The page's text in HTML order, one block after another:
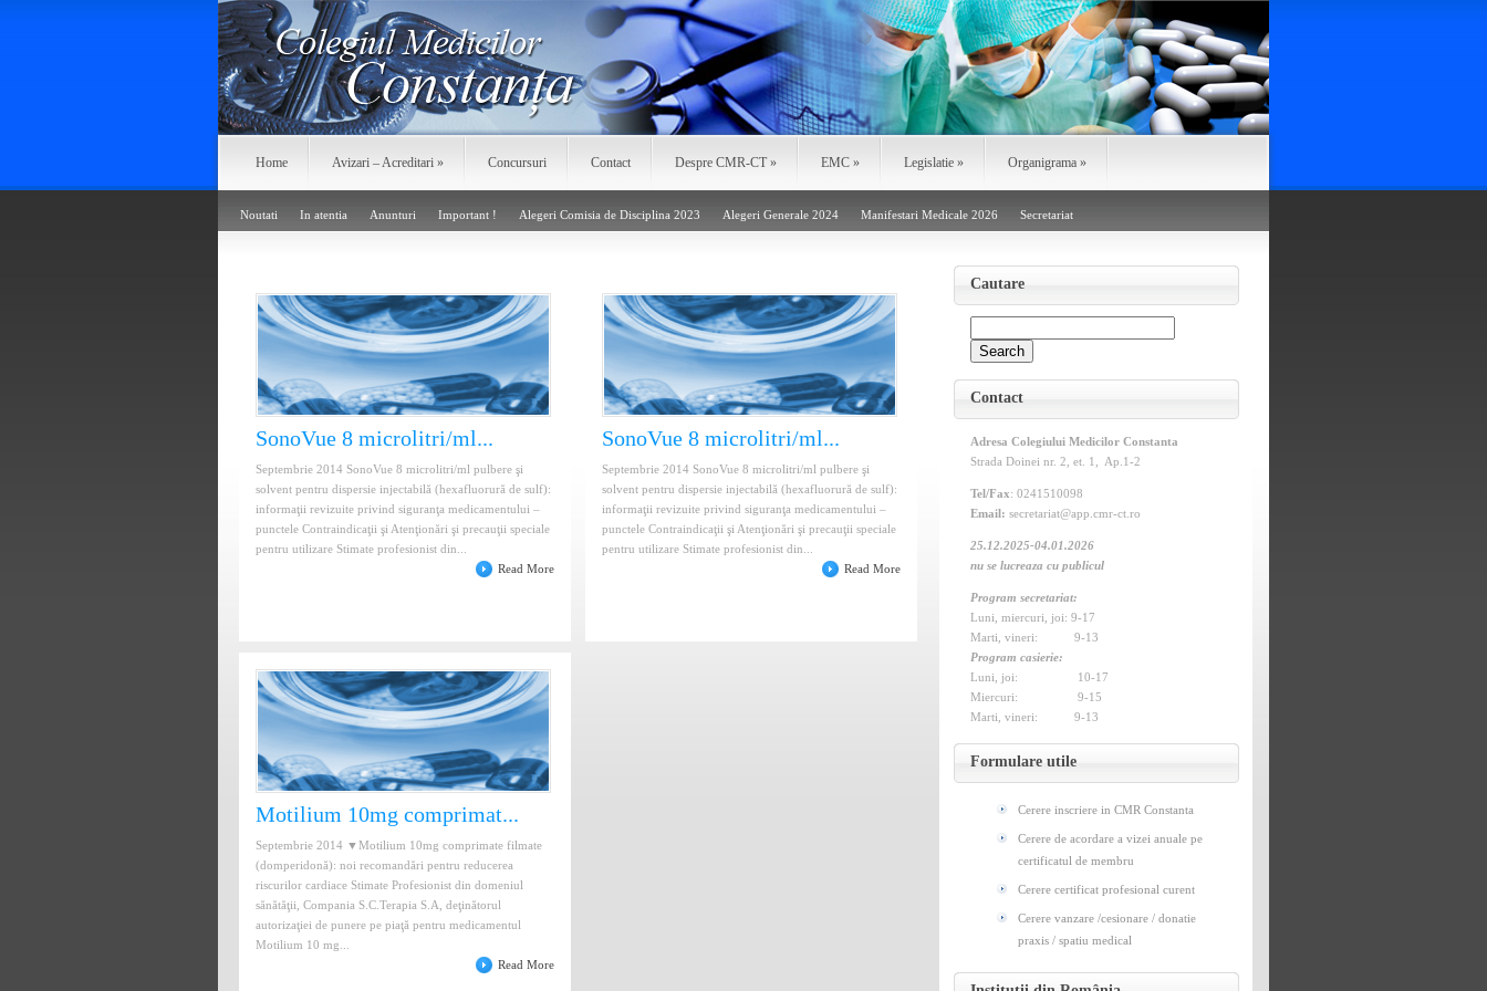
Home Avizari – Acreditari » Concursuri Contact Despre CMR-CT» EMC » Legislatie » Organigrama »
Noutati In atentia Anunturi Important ! Alegeri Comisia de Disciplina 2023 Alegeri Generale 2024 Manifestari Medicale 2026 Secretariat
SonoVue 8 microlitri/ml...
Septembrie 2014 SonoVue 8 microlitri/ml pulbere şi
solvent pentru dispersie injectabilă (hexafluorură de sulf):
informaţii revizuite privind siguranţa medicamentului –
punctele Contraindicaţii şi Atenţionări şi precauţii speciale
pentru utilizare Stimate profesionist din...
Read More
SonoVue 8 microlitri/ml...
Septembrie 2014 SonoVue 8 microlitri/ml pulbere şi
solvent pentru dispersie injectabilă (hexafluorură de sulf):
informaţii revizuite privind siguranţa medicamentului –
punctele Contraindicaţii şi Atenţionări şi precauţii speciale
pentru utilizare Stimate profesionist din...
Read More
Motilium 10mg comprimat...
Septembrie 2014 ▼Motilium 10mg comprimate filmate
(domperidonă): noi recomandări pentru reducerea
riscurilor cardiace Stimate Profesionist din domeniul
sănătăţii, Compania S.C.Terapia S.A, deţinătorul
autorizaţiei de punere pe piaţă pentru medicamentul
Motilium 10 mg...
Read More
Cautare
Contact
Adresa Colegiului Medicilor Constanta
Strada Doinei nr. 2, et. 1, Ap.1-2
Tel/Fax: 0241510098
Email: secretariat@app.cmr-ct.ro
25.12.2025-04.01.2026
nu se lucreaza cu publicul
Program secretariat:
Luni, miercuri, joi: 9-17
Marti, vineri: 9-13
Program casierie:
Luni, joi: 10-17
Miercuri: 9-15
Marti, vineri: 9-13
Formulare utile
Cerere inscriere in CMR Constanta
Cerere de acordare a vizei anuale pe
certificatul de membru
Cerere certificat profesional curent
Cerere vanzare /cesionare / donatie
praxis / spatiu medical